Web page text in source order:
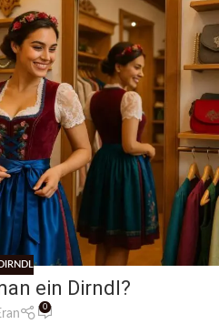
DIRNDL
ein Dirndl?
0